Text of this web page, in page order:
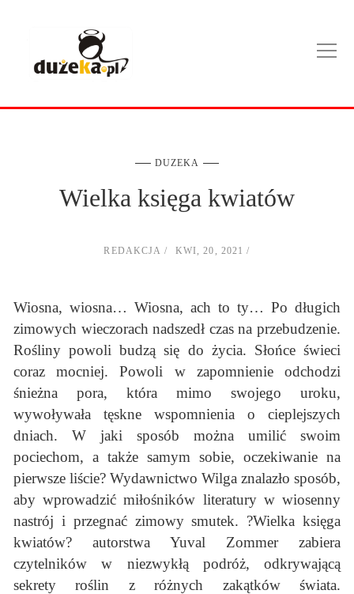
DUZEKA
Wielka księga kwiatów
REDAKCJA KWI, 20, 2021
Wiosna, wiosna… Wiosna, ach to ty… Po długich
zimowych wieczorach nadszedł czas na przebudzenie.
Rośliny powoli budzą się do życia. Słońce świeci
coraz mocniej. Powoli w zapomnienie odchodzi
śnieżna pora, która mimo swojego uroku,
wywoływała tęskne wspomnienia o cieplejszych
dniach. W jaki sposób można umilić swoim
pociechom, a także samym sobie, oczekiwanie na
pierwsze liście? Wydawnictwo Wilga znalazło sposób,
aby wprowadzić miłośników literatury w wiosenny
nastrój i przegnać zimowy smutek. ?Wielka księga
kwiatów? autorstwa Yuval Zommer zabiera
czytelników w niezwykłą podróż, odkrywającą
sekrety roślin z różnych zakątków świata.